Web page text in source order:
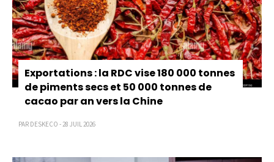
Exportations : la RDC vise 180 000 tonnes
de piments secs et 50 000 tonnes de
cacao par an vers la Chine
PAR DESKECO - 28 JUIL 2026